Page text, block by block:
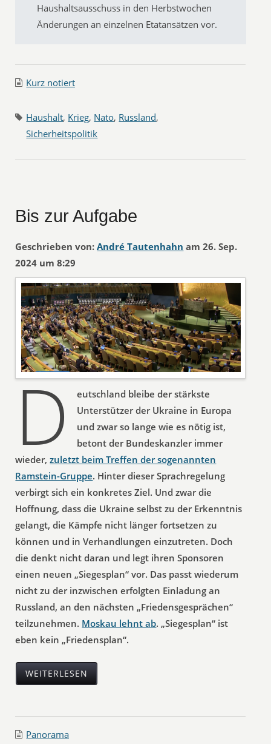
Haushaltsausschuss in den Herbstwochen
Änderungen an einzelnen Etatansätzen vor.
Kurz notiert
Haushalt, Krieg, Nato, Russland,
Sicherheitspolitik
Bis zur Aufgabe
Geschrieben von: André Tautenhahn am 26. Sep.
2024 um 8:29
D
eutschland bleibe der stärkste
Unterstützer der Ukraine in Europa
und zwar so lange wie es nötig ist,
betont der Bundeskanzler immer
wieder,zuletzt beim Treffen der sogenannten
Ramstein-Gruppe. Hinter dieser Sprachregelung
verbirgt sich ein konkretes Ziel. Und zwar die
Hoffnung, dass die Ukraine selbst zu der Erkenntnis
gelangt, die Kämpfe nicht länger fortsetzen zu
können und in Verhandlungen einzutreten. Doch
die denkt nicht daran und legt ihren Sponsoren
einen neuen „Siegesplan“ vor. Das passt wiederum
nicht zu der inzwischen erfolgten Einladung an
Russland, an den nächsten „Friedensgesprächen“
teilzunehmen. Moskau lehnt ab. „Siegesplan“ ist
eben kein „Friedensplan“.
WEITERLESEN
Panorama